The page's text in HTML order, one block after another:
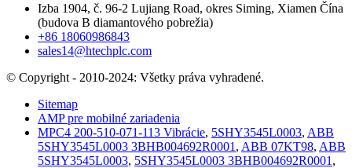
Izba 1904, č. 96-2 Lujiang Road, okres Siming, Xiamen Čína
(budova B diamantového pobrežia)
+86 18060986843
sales14@htechplc.com
© Copyright - 2010-2024: Všetky práva vyhradené.
Sitemap
AMP pre mobilné zariadenia
MPC4 200-510-071-113 Vibrácie, 5SHY3545L0003, ABB
5SHY3545L0003 3BHB004692R0001 , ABB 07KT98, ABB
5SHY3545L0003, 5SHY3545L0003 3BHB004692R0001 ,